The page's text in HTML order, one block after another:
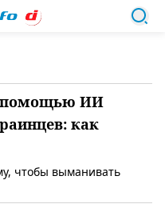
помощью ИИ
как
чтобы выманивать